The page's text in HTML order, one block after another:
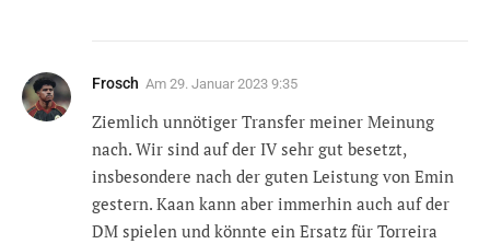
Frosch Am 29. Januar 2023 9:35
Ziemlich unnötiger Transfer meiner Meinung
nach. Wir sind auf der IV sehr gut besetzt,
insbesondere nach der guten Leistung von Emin
gestern. Kaan kann aber immerhin auch auf der
DM spielen und könnte ein Ersatz für Torreira